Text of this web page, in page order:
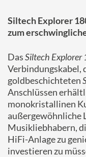
Siltech Explorer
zum
DasSiltech Explorer
Verbindungskabel,
goldbeschichteten
Anschlüssen
monokristallinen
außergewöhnliche
Musikliebhabern,
HiFi-Anlage zu
investieren zu